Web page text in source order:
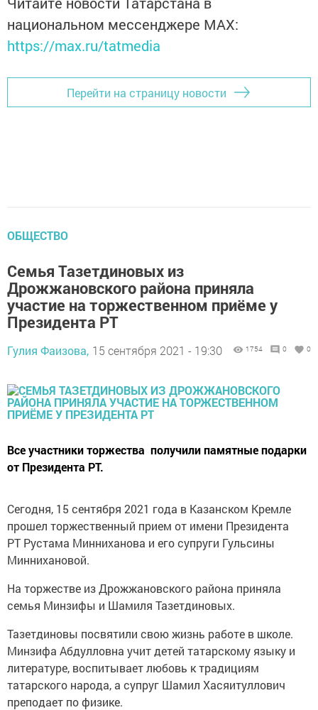
национальном мессенджере MАХ:
https://max.ru/tatmedia
Перейти на страницу новости
ОБЩЕСТВО
Семья Тазетдиновых из
Дрожжановского района приняла
участие на торжественном приёме у
Президента РТ
Гулия Фаизова, 15 сентября 2021 - 19:30 1754 0 0
Все участники торжества получили памятные подарки
от Президента РТ.
Сегодня, 15 сентября 2021 года в Казанском Кремле
прошел торжественный прием от имени Президента
РТ Рустама Минниханова и его супруги Гульсины
Миннихановой.
На торжестве из Дрожжановского района приняла
семья Минзифы и Шамиля Тазетдиновых.
Тазетдиновы посвятили свою жизнь работе в школе.
Минзифа Абдулловна учит детей татарскому языку и
литературе, воспитывает любовь к традициям
татарского народа, а супруг Шамил Хасяитуллович
преподает по физике.